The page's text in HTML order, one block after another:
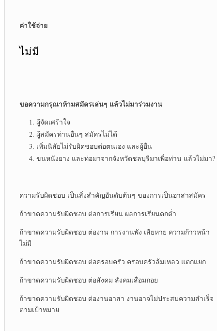
ค่าใช้จ่าย
ไม่มี
ขอความกรุณาห้ามสมัครเล่นๆ แล้วไม่มาร่วมงาน
ผู้จัดเศร้าใจ
ผู้สมัครท่านอื่นๆ สมัครไม่ได้
เพิ่มนิสัยไม่รับผิดชอบต่อตนเอง และผู้อื่น
ขนหนังยาง และท่อมาจากจังหวัดชลบุรีมาเพื่อท่าน แล้วไม่มา?
ความรับผิดชอบ เป็นสิ่งสำคัญอันดับต้นๆ ของการเป็นอาสาสมัคร
ถ้าขาดความรับผิดชอบ ต่อการเรียน ผลการเรียนตกต่ำ
ถ้าขาดความรับผิดชอบ ต่องาน การงานพัง เสียหาย ความก้าวหน้า
ไม่มี
ถ้าขาดความรับผิดชอบ ต่อครอบครัว ครอบครัวล้มเหลว แตกแยก
ถ้าขาดความรับผิดชอบ ต่อสังคม สังคมเสื่อมถอย
ถ้าขาดความรับผิดชอบ ต่องานอาสา งานอาจไม่ประสบความสำเร็จ
ตามเป้าหมาย